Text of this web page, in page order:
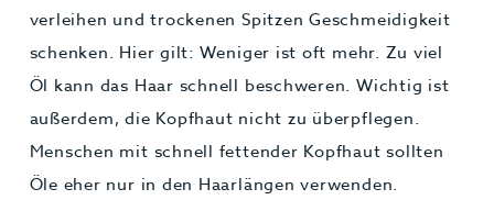
verleihen und trockenen Spitzen Geschmeidigkeit
schenken. Hier gilt: Weniger ist oft mehr. Zu viel
Öl kann das Haar schnell beschweren. Wichtig ist
außerdem, die Kopfhaut nicht zu überpflegen.
Menschen mit schnell fettender Kopfhaut sollten
Öle eher nur in den Haarlängen verwenden.